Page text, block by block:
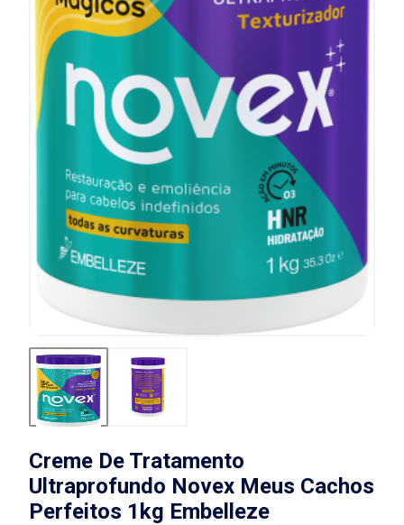
Creme De Tratamento
Ultraprofundo Novex Meus Cachos
Perfeitos 1kg Embelleze